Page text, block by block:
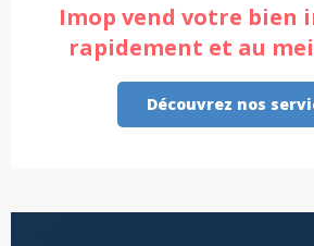
Imop vend votre bien
rapidement et au
Découvrez nos